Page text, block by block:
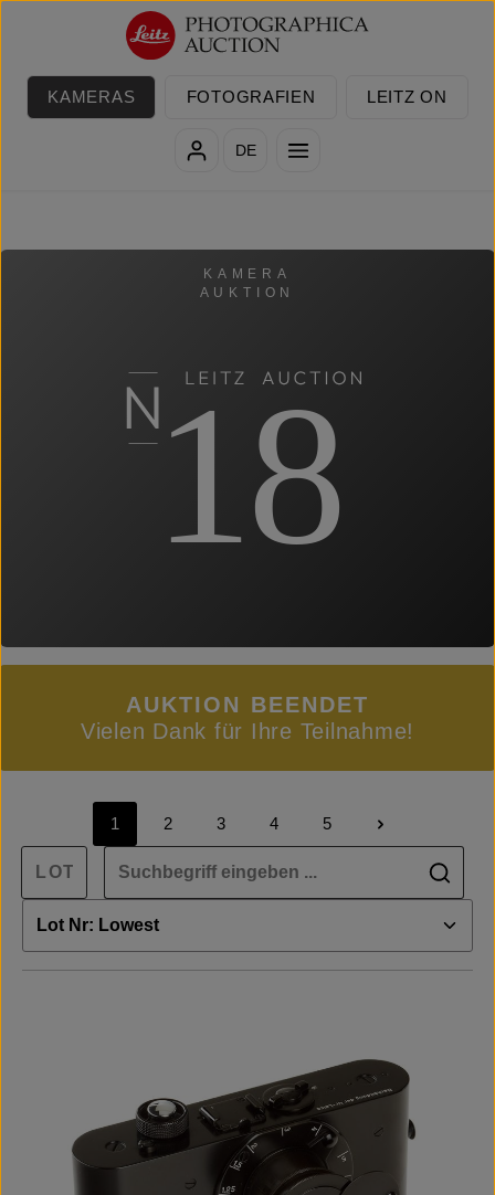
Zum Hauptinhalt springen
KAMERAS FOTOGRAFIEN LEITZ ON
DE
KAMERA
AUKTION
18
AUKTION BEENDET
Vielen Dank für Ihre Teilnahme!
Seite
1
Seite
2
Seite
3
Seite
4
Seite
5